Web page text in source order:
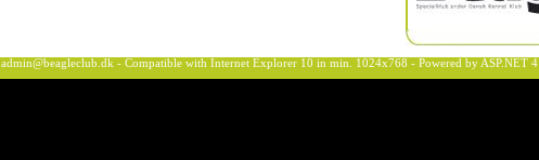
admin@beagleclub.dk - Compatible with Internet Explorer 10 in min. 1024x768 - Powered by ASP.NET 4